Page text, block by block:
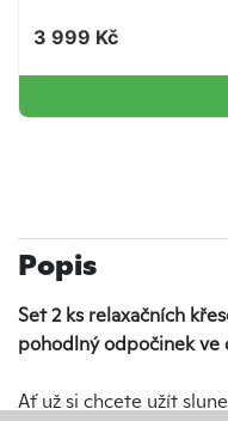
3 999 Kč
Popis
Set 2 ks relaxačních
pohodlný odpočinek ve
Ať už si chcete užít